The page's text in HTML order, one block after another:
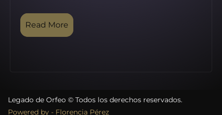
Read More
Legado de Orfeo © Todos los derechos reservados.
Powered by - Florencia Pérez